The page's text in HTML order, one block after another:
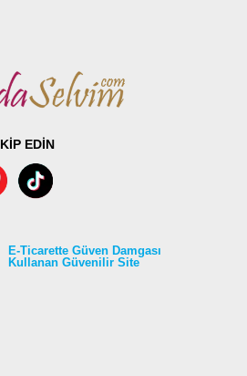
EDİN
E-Ticarette Güven Damgası
Kullanan Güvenilir Site